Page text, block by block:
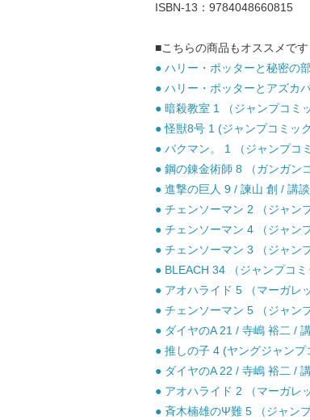
ISBN-13：9784048660815
■こちらの商品もオススメです
● ハリー・ポッターと秘密の
● ハリー・ポッターとアズカ
● 暗殺教室 1 （ジャンプコミ
● 怪獣8号 1 (ジャンプコミッ
● バクマン。 1 （ジャンプコ
● 鋼の錬金術師 8 （ガンガン
● 進撃の巨人 9 / 諫山 創 / 講
● チェンソーマン 2 （ジャン
● チェンソーマン 4 （ジャン
● チェンソーマン 3 （ジャン
● BLEACH 34 （ジャンプコ
● アオハライド 5 （マーガレ
● チェンソーマン 5 （ジャン
● ダイヤのA 21 / 寺嶋 裕二 /
● 推しの子 4 (ヤングジャン
● ダイヤのA 22 / 寺嶋 裕二 /
● アオハライド 2 （マーガレ
● 斉木楠雄のΨ難 5 （ジャン